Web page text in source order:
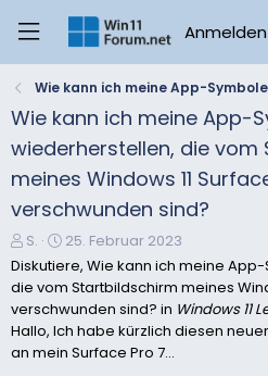
Anmelden
Wie kann ich meine App-
wiederherstellen, die
meines Windows 11
verschwunden sind?
E
r
s
t
e
l
S.
E
r
s
t
e
l
25. Februar 2023
Diskutiere, Wie kann ich meine
die vom Startbildschirm meines
verschwunden sind? in Windows 11
Hallo, Ich habe kürzlich diesen
an mein Surface Pro 7...